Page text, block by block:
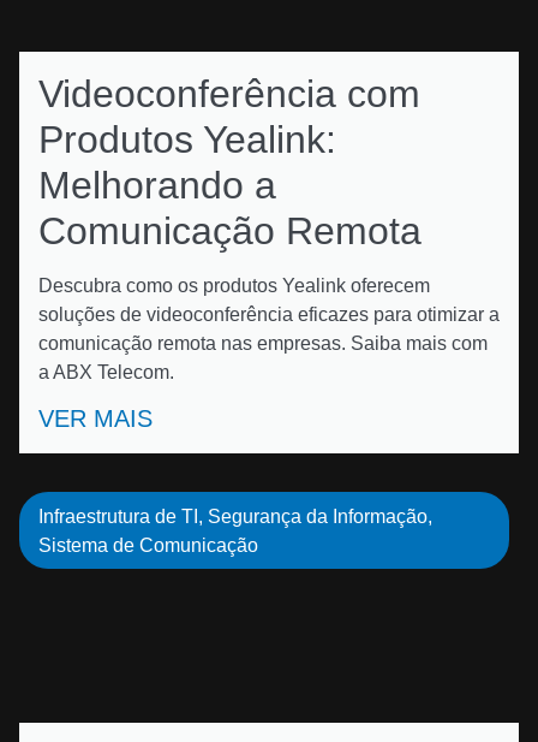
Videoconferência com
Produtos Yealink:
Melhorando a
Comunicação Remota
Descubra como os produtos Yealink oferecem
soluções de videoconferência eficazes para otimizar a
comunicação remota nas empresas. Saiba mais com
a ABX Telecom.
VER MAIS
Infraestrutura de TI , Segurança da Informação,
Sistema de Comunicação